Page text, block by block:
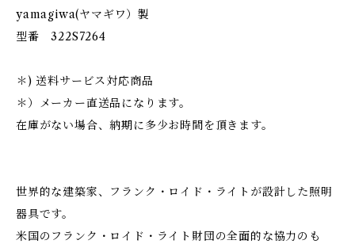
yamagiwa(ヤマギワ）製
型番 322S7264
＊) 送料サービス対応商品
＊）メーカー直送品になります。
在庫がない場合、納期に多少お時間を頂きます。
世界的な建築家、フランク・ロイド・ライトが設計した照明
器具です。
米国のフランク・ロイド・ライト財団の全面的な協力のも